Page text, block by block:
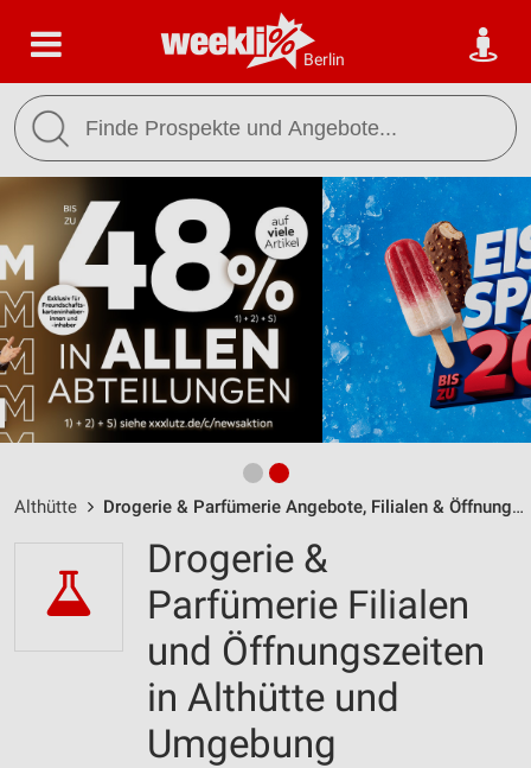
Berlin
Althütte Drogerie & Parfümerie Angebote, Filialen & Öffnungszeiten
Drogerie &
Parfümerie Filialen
und Öffnungszeiten
in Althütte und
Umgebung